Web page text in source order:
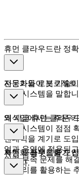
휴먼 클라우드란 정
전문가들이 프로젝
인력 시스템을 말합
자동화와 로봇 기술
외식업에서는 주문
동화 시스템이 점점
팬데믹을 계기로 도
업과 운영에 적용되
인력 부족 문제를 해
봇 조리를 활용하는
왜 지금 휴먼 클라우
자동화·플랫폼화가
입니다.
휴먼 클라우드를 도